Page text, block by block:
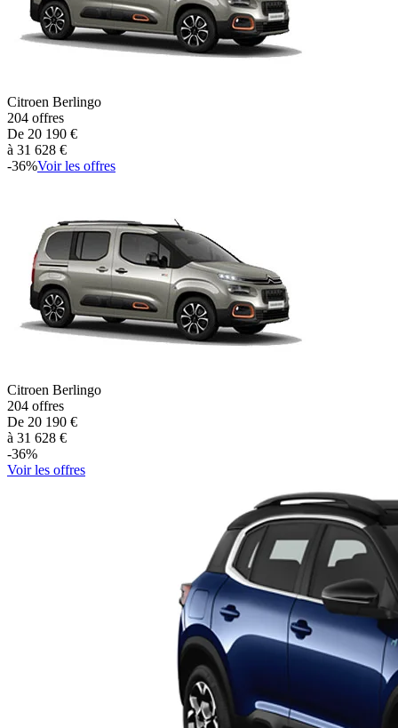
Citroen Berlingo
204 offres
De 20 190 €
à 31 628 €
-36%Voir les offres
Citroen Berlingo
204 offres
De 20 190 €
à 31 628 €
-36%
Voir les offres